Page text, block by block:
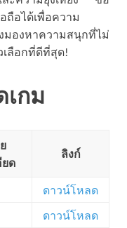
ถือได้เพื่อความ
องหาความสนุกที่ไม่
เลือกที่ดีที่สุด!
กม
ยด
ลิงก์
ดาวน์โหลด
ดาวน์โหลด